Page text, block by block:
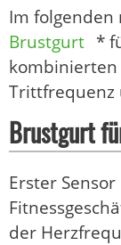
Im folgenden
Brustgurt *
kombinierten
Trittfrequenz
Brustgurt
Erster
der